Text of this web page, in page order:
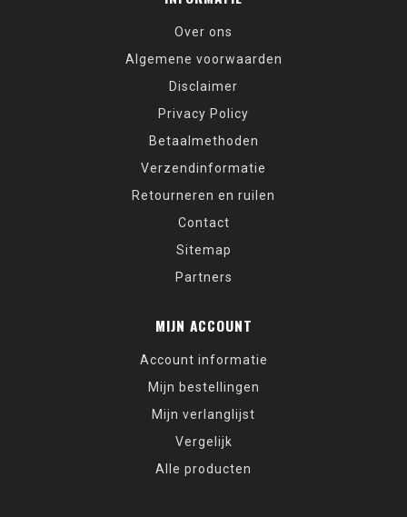
Over ons
Algemene voorwaarden
Disclaimer
Privacy Policy
Betaalmethoden
Verzendinformatie
Retourneren en ruilen
Contact
Sitemap
Partners
MIJN ACCOUNT
Account informatie
Mijn bestellingen
Mijn verlanglijst
Vergelijk
Alle producten